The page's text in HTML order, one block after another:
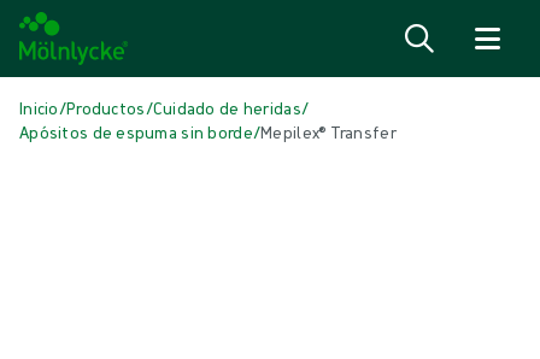
Inicio/Productos/Cuidado de heridas/
Apósitos de espuma sin borde/Mepilex® Transfer